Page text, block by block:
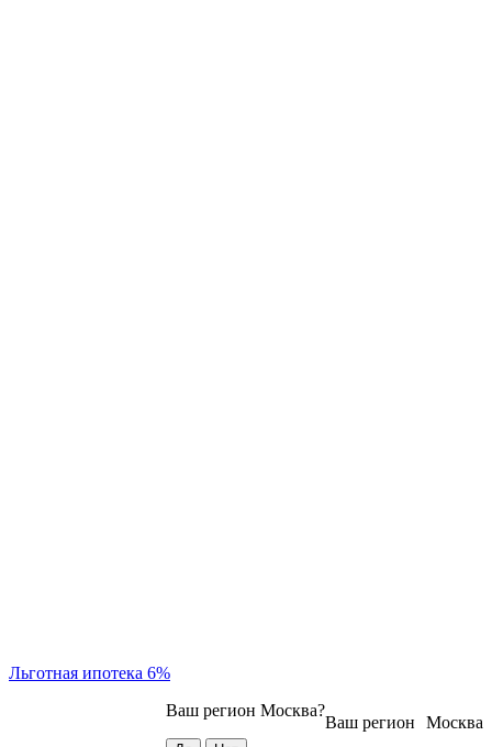
Льготная ипотека 6%
Москва
Ваш регион
Ваш регион Москва?